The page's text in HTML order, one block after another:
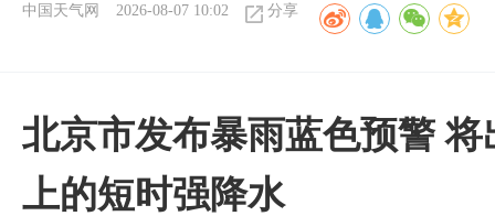
中国天气网 2026-08-07 10:02 分享
北京市发布暴雨蓝色预警
上的短时强降水